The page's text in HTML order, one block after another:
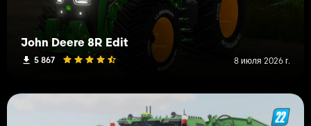
John Deere 8R Edit
5 867 8 июля 2026 г.